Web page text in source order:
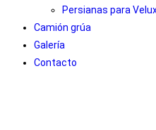
Persianas para
Camión grúa
Galería
Contacto